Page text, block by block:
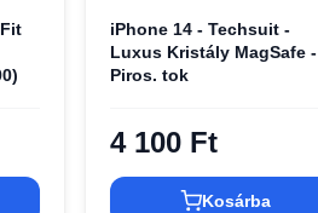
iPhone 14 - Techsuit -
Luxus Kristály MagSafe -
Piros. tok
4 100 Ft
Kosárba